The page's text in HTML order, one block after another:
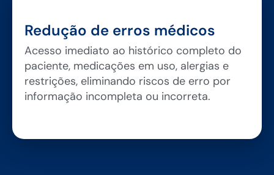
Redução de erros médicos
Acesso imediato ao histórico completo do
paciente, medicações em uso, alergias e
restrições, eliminando riscos de erro por
informação incompleta ou incorreta.